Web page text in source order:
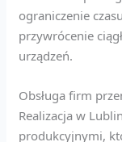
ograniczenie
przywrócenie
urządzeń.
Obsługa firm
Realizacja w
produkcyjnymi,